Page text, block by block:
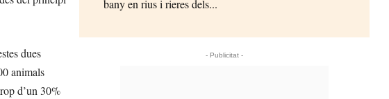
dues
animals
d’un 30%
bany en rius i rieres dels...
- Publicitat -